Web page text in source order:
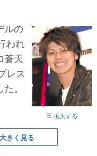
拡大する
ルの
われ
蒼天
レス
。
きく見る